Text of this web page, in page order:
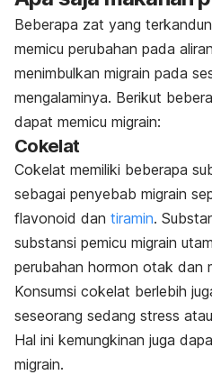
Beberapa zat yang
memicu perubahan pada
menimbulkan migrain pada
mengalaminya. Berikut
dapat memicu migrain:
Cokelat
Cokelat memiliki beberapa
sebagai penyebab migrain
flavonoid dan tiramin.
substansi pemicu migrain
perubahan hormon otak dan
Konsumsi cokelat berlebih
seseorang sedang stress
Hal ini kemungkinan juga
migrain.